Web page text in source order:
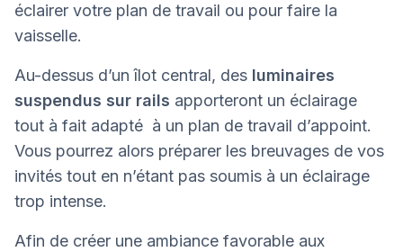
éclairer votre plan de travail ou pour faire la
vaisselle.
Au-dessus d’un îlot central, des luminaires
suspendus sur rails apporteront un éclairage
tout à fait adapté à un plan de travail d’appoint.
Vous pourrez alors préparer les breuvages de vos
invités tout en n’étant pas soumis à un éclairage
trop intense.
Afin de créer une ambiance favorable aux